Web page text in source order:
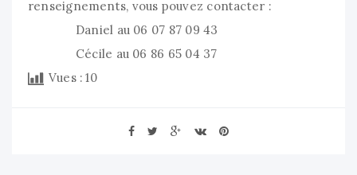
renseignements, vous pouvez contacter :
Daniel au 06 07 87 09 43
Cécile au 06 86 65 04 37
Vues : 10